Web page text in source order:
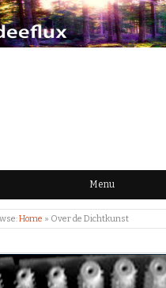
|
IDEEËN
Menu
Home » Over de Dichtkunst